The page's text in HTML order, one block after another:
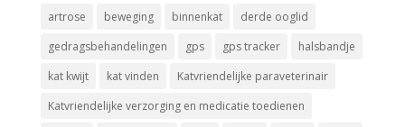
artrose
beweging binnenkat
derde ooglid
gedragsbehandelingen
gps gps tracker
halsbandje
kat kwijt
kat vinden
Katvriendelijke paraveterinair
Katvriendelijke verzorging en medicatie toedienen